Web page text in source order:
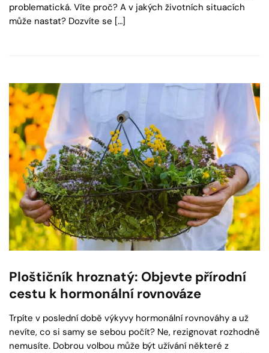
problematická. Víte proč? A v jakých životních situacích
může nastat? Dozvíte se […]
Ploštičník hroznatý: Objevte přírodní
cestu k hormonální rovnováze
Trpíte v poslední době výkyvy hormonální rovnováhy a už
nevíte, co si samy se sebou počít? Ne, rezignovat rozhodně
nemusíte. Dobrou volbou může být užívání některé z